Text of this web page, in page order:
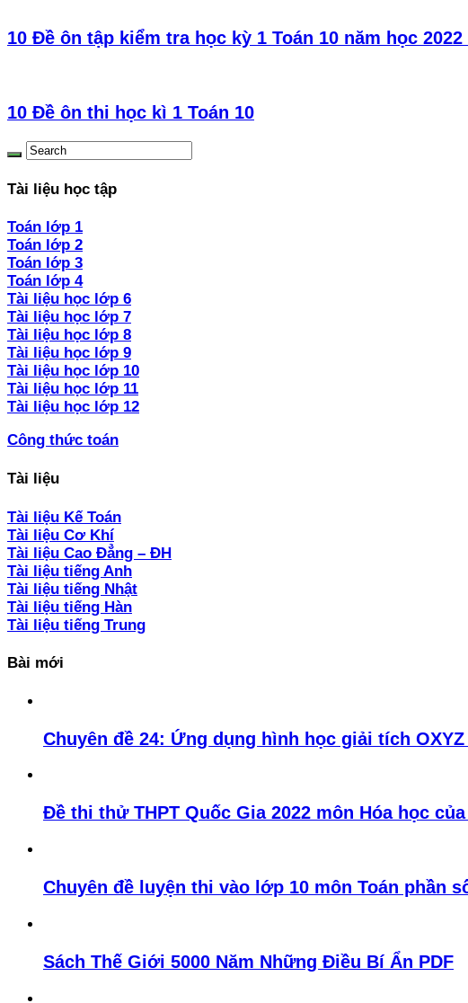
10 Đề ôn tập kiểm tra học kỳ 1 Toán 10 năm học 2022
10 Đề ôn thi học kì 1 Toán 10
Tài liệu học tập
Toán lớp 1
Toán lớp 2
Toán lớp 3
Toán lớp 4
Tài liệu học lớp 6
Tài liệu học lớp 7
Tài liệu học lớp 8
Tài liệu học lớp 9
Tài liệu học lớp 10
Tài liệu học lớp 11
Tài liệu học lớp 12
Công thức toán
Tài liệu
Tài liệu Kế Toán
Tài liệu Cơ Khí
Tài liệu Cao Đẳng – ĐH
Tài liệu tiếng Anh
Tài liệu tiếng Nhật
Tài liệu tiếng Hàn
Tài liệu tiếng Trung
Bài mới
Chuyên đề 24: Ứng dụng hình học giải tích
Đề thi thử THPT Quốc Gia 2022 môn Hóa học
Chuyên đề luyện thi vào lớp 10 môn Toán phần
Sách Thế Giới 5000 Năm Những Điều Bí Ẩn PDF